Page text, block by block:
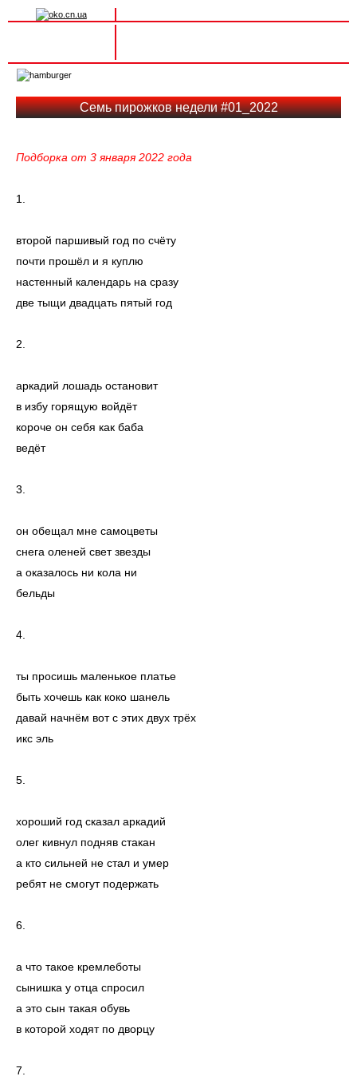
navigation
Семь пирожков недели #01_2022
Подборка от 3 января 2022 года
1.
второй паршивый год по счёту
почти прошёл и я куплю
настенный календарь на сразу
две тыщи двадцать пятый год
2.
аркадий лошадь остановит
в избу горящую войдёт
короче он себя как баба
ведёт
3.
он обещал мне самоцветы
снега оленей свет звезды
а оказалось ни кола ни
бельды
4.
ты просишь маленькое платье
быть хочешь как коко шанель
давай начнём вот с этих двух трёх
икс эль
5.
хороший год сказал аркадий
олег кивнул подняв стакан
а кто сильней не стал и умер
ребят не смогут подержать
6.
а что такое кремлеботы
сынишка у отца спросил
а это сын такая обувь
в которой ходят по дворцу
7.